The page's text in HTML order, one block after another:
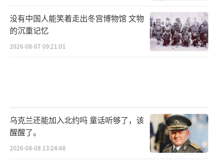
没有中国人能笑着走出冬宫博物馆 文物
的沉重记忆
2026-08-07 09:21:01
乌克兰还能加入北约吗 童话听够了，该
醒醒了。
2026-08-08 13:24:48